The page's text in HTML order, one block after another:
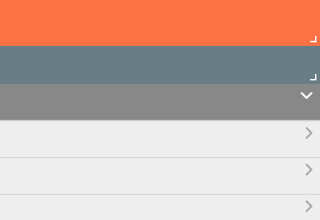



